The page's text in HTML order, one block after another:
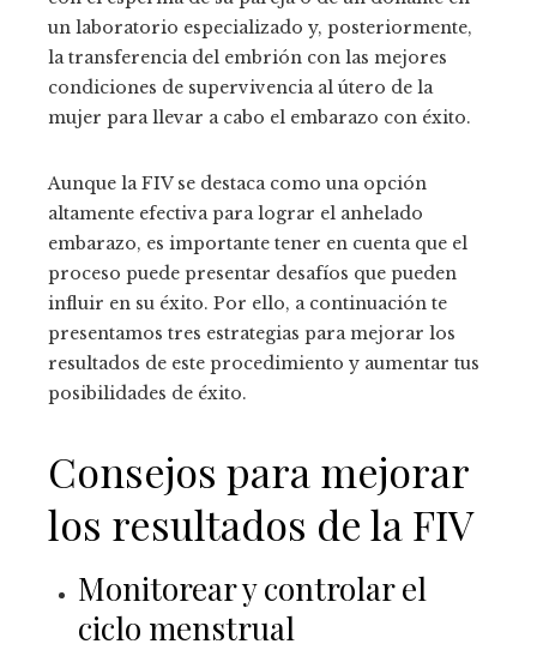
un laboratorio especializado y, posteriormente,
la transferencia del embrión con las mejores
condiciones de supervivencia al útero de la
mujer para llevar a cabo el embarazo con éxito.
Aunque la FIV se destaca como una opción
altamente efectiva para lograr el anhelado
embarazo, es importante tener en cuenta que el
proceso puede presentar desafíos que pueden
influir en su éxito. Por ello, a continuación te
presentamos tres estrategias para mejorar los
resultados de este procedimiento y aumentar tus
posibilidades de éxito.
Consejos para mejorar
los resultados de la FIV
Monitorear y controlar el
ciclo menstrual